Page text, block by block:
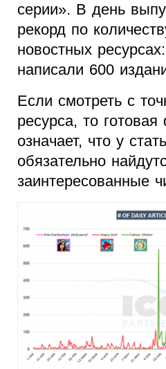
серии». В день
рекорд по
новостных
написали 600
Если смотреть с
ресурса, то
означает, что у
обязательно
заинтересованные